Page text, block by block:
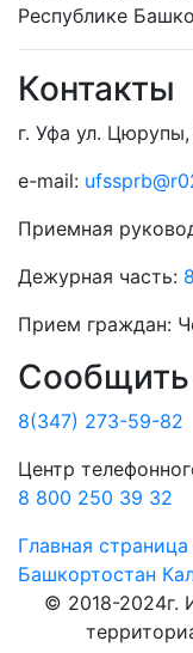
Республике
Контакты
г. Уфа ул.
e-mail:
Приемная
Дежурная часть:
Прием граждан:
Сообщить
8(347) 273-59-82
Центр
8 800 250 39 32
Главная страница
Башкортостан
© 2018-2024г.